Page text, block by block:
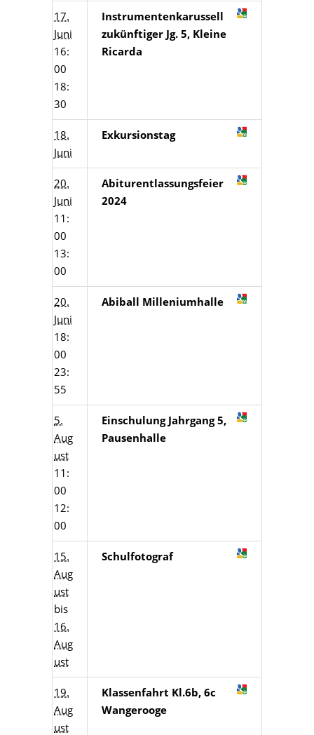
17.
Juni
16:
00
18:
30
Instrumentenkarussell
zukünftiger Jg. 5, Kleine
Ricarda
18.
Juni
Exkursionstag
20.
Juni
11:
00
13:
00
Abiturentlassungsfeier
2024
20.
Juni
18:
00
23:
55
Abiball Milleniumhalle
5.
Aug
ust
11:
00
12:
00
Einschulung Jahrgang 5,
Pausenhalle
15.
Aug
ust
bis
16.
Aug
ust
Schulfotograf
19.
Aug
ust
Klassenfahrt Kl.6b, 6c
Wangerooge